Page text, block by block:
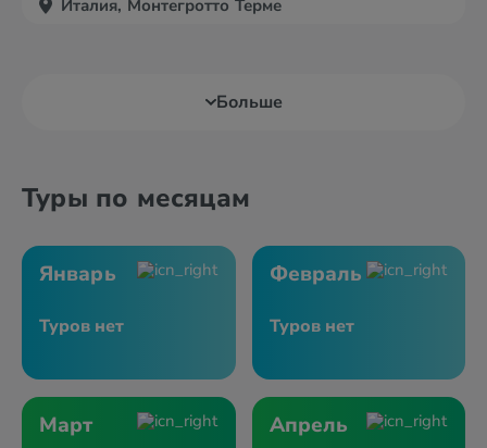
Италия, Монтегротто Терме
Больше
Туры по месяцам
Январь
Туров нет
Февраль
Туров нет
Март Апрель